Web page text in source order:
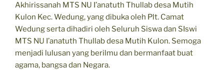
Akhirissanah MTS NU I’anatuth Thullab desa Mutih
Kulon Kec. Wedung, yang dibuka oleh Plt. Camat
Wedung serta dihadiri oleh Seluruh Siswa dan SIswi
MTS NU I’anatuth Thullab desa Mutih Kulon. Semoga
menjadi lulusan yang berilmu dan bermanfaat buat
agama, bangsa dan Negara.